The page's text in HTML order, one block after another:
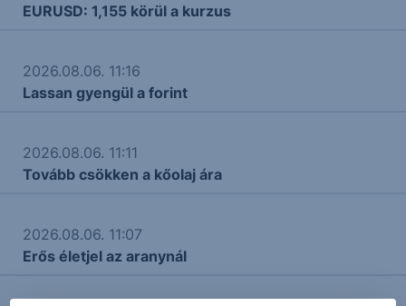
EURUSD: 1,155 körül a kurzus
2026.08.06. 11:16
Lassan gyengül a forint
2026.08.06. 11:11
Tovább csökken a kőolaj ára
2026.08.06. 11:07
Erős életjel az aranynál